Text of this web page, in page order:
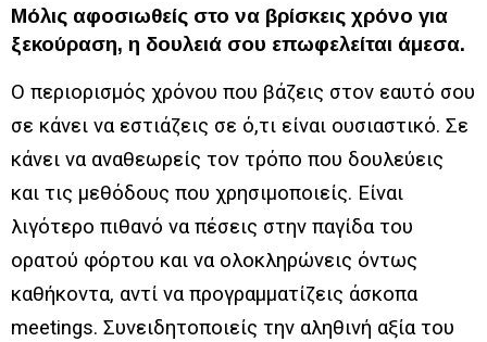
Μόλις αφοσιωθείς στο να βρίσκεις χρόνο για
ξεκούραση, η δουλειά σου επωφελείται άμεσα.
Ο περιορισμός χρόνου που βάζεις στον εαυτό σου
σε κάνει να εστιάζεις σε ό,τι είναι ουσιαστικό. Σε
κάνει να αναθεωρείς τον τρόπο που δουλεύεις
και τις μεθόδους που χρησιμοποιείς. Είναι
λιγότερο πιθανό να πέσεις στην παγίδα του
ορατού φόρτου και να ολοκληρώνεις όντως
καθήκοντα, αντί να προγραμματίζεις άσκοπα
meetings. Συνειδητοποιείς την αληθινή αξία του